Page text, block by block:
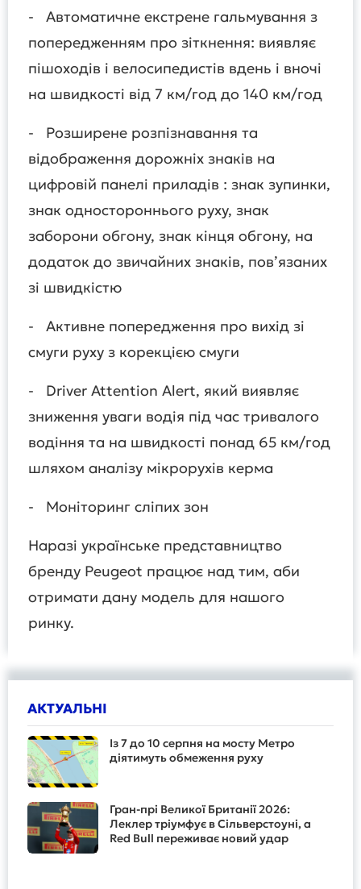
- Автоматичне екстрене гальмування з
попередженням про зіткнення: виявляє
пішоходів і велосипедистів вдень і вночі
на швидкості від 7 км/год до 140 км/год
- Розширене розпізнавання та
відображення дорожніх знаків на
цифровій панелі приладів : знак зупинки,
знак одностороннього руху, знак
заборони обгону, знак кінця обгону, на
додаток до звичайних знаків, пов’язаних
зі швидкістю
- Активне попередження про вихід зі
смуги руху з корекцією смуги
- Driver Attention Alert, який виявляє
зниження уваги водія під час тривалого
водіння та на швидкості понад 65 км/год
шляхом аналізу мікрорухів керма
- Моніторинг сліпих зон
Наразі українське представництво
бренду Peugeot працює над тим, аби
отримати дану модель для нашого
ринку.
АКТУАЛЬНІ
Із 7 до 10 серпня на мосту Метро
діятимуть обмеження руху
Гран-прі Великої Британії 2026:
Леклер тріумфує в Сільверстоуні, а
Red Bull переживає новий удар